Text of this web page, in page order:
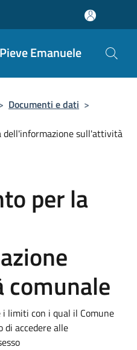
Emanuele
Documenti e dati >
dell'informazione sull'attività
per la
limiti con i qual il Comune
accedere alle